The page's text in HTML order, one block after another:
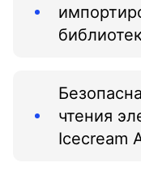
чтения
Icecream